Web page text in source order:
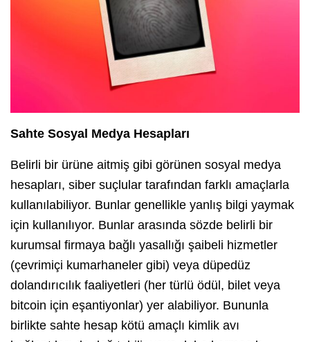
Sahte Sosyal Medya Hesapları
Belirli bir ürüne aitmiş gibi görünen sosyal medya
hesapları, siber suçlular tarafından farklı amaçlarla
kullanılabiliyor. Bunlar genellikle yanlış bilgi yaymak
için kullanılıyor. Bunlar arasında sözde belirli bir
kurumsal firmaya bağlı yasallığı şaibeli hizmetler
(çevrimiçi kumarhaneler gibi) veya düpedüz
dolandırıcılık faaliyetleri (her türlü ödül, bilet veya
bitcoin için eşantiyonlar) yer alabiliyor. Bununla
birlikte sahte hesap kötü amaçlı kimlik avı